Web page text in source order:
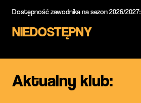
Dostępność zawodnika na sezon 2026/2027:
NIEDOSTĘPNY
Aktualny klub: